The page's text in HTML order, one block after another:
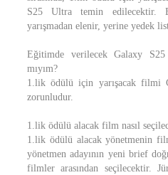
S25 Ultra temin edilecektir.
yarışmadan elenir, yerine yedek
Eğitimde verilecek Galaxy
mıyım?
1.lik ödülü için yarışacak filmi
zorunludur.
1.lik ödülü alacak film nasıl
1.lik ödülü alacak yönetmenin
yönetmen adayının yeni brief
filmler arasından seçilecektir.